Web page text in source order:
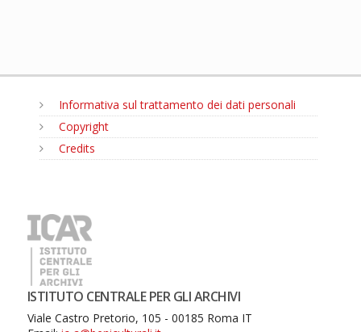
Informativa sul trattamento dei dati personali
Copyright
Credits
ISTITUTO CENTRALE PER GLI ARCHIVI
Viale Castro Pretorio, 105 - 00185 Roma IT